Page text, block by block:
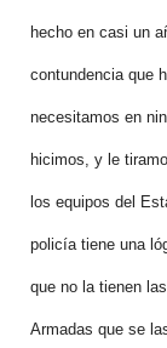
hecho en casi un
contundencia que
necesitamos en
hicimos, y le
los equipos del
policía tiene una
que no la tienen
Armadas que se